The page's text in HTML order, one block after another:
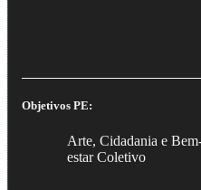
Objetivos PE:
Arte, Cidadania e
estar Coletivo